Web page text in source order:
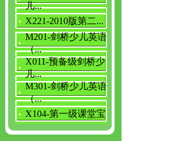
儿...
X221-2010版第二...
M201-剑桥少儿英语
（...
X011-预备级剑桥少
儿...
M301-剑桥少儿英语
（...
X104-第一级课堂宝